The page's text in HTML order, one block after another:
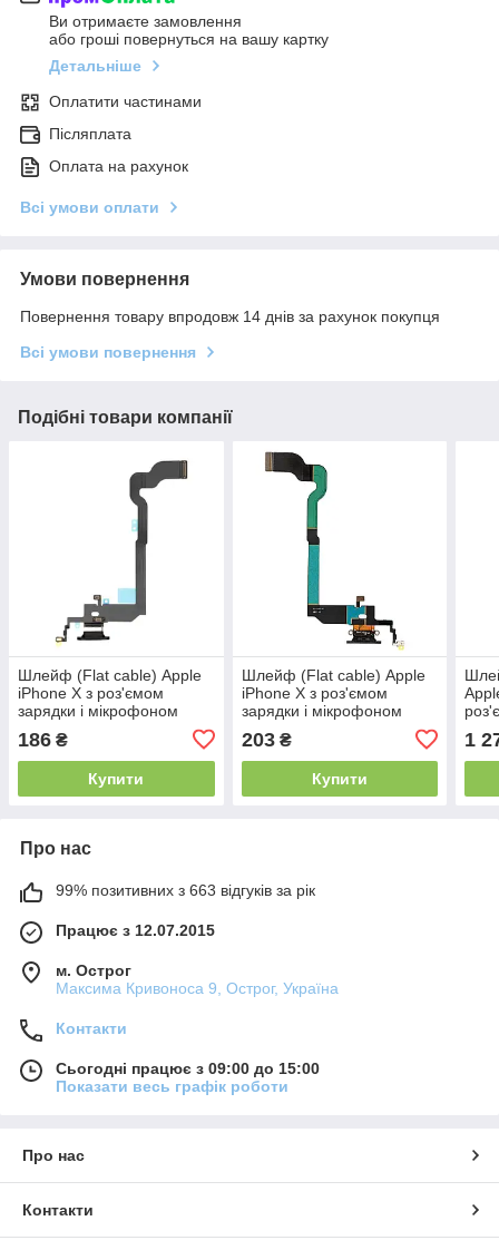
Ви отримаєте замовлення
або гроші повернуться на вашу картку
Детальніше
Оплатити частинами
Післяплата
Оплата на рахунок
Всі умови оплати
Умови повернення
Повернення товару впродовж 14 днів за рахунок покупця
Всі умови повернення
Подібні товари компанії
Шлейф (Flat cable) Apple
iPhone X з роз'ємом
зарядки і мікрофоном
186 ₴
Купити
Шлейф (Flat cable) Apple
iPhone X з роз'ємом
зарядки і мікрофоном
203₴
Купити
1
Про нас
99% позитивних з 663 відгуків за рік
Працює з 12.07.2015
м. Острог
Максима Кривоноса 9, Острог, Україна
Контакти
Сьогодні працює з 09:00 до 15:00
Показати весь графік роботи
Про нас
Контакти